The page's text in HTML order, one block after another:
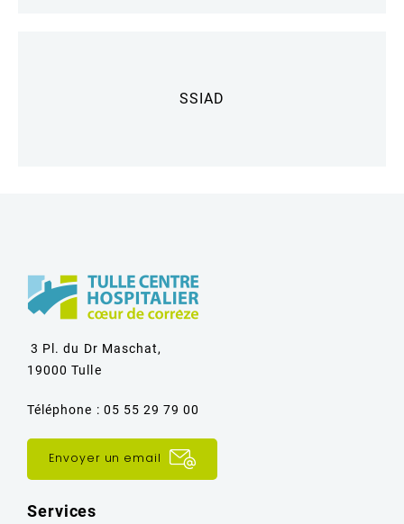
SSIAD
3 Pl. du Dr Maschat,
19000 Tulle
Téléphone : 05 55 29 79 00
Envoyer un email
Services